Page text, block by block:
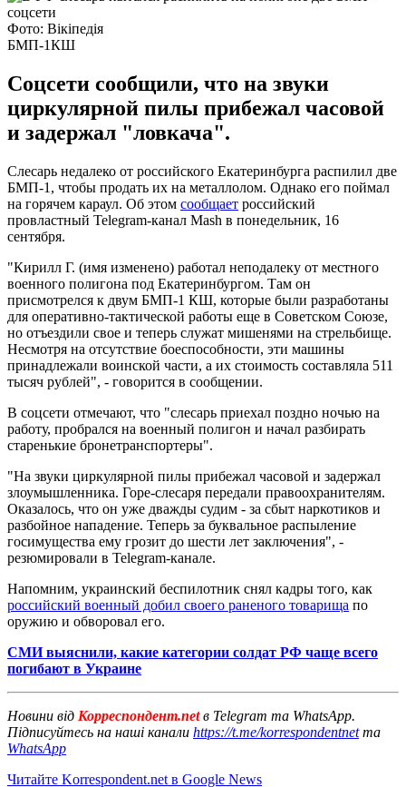
Фото: Вікіпедія
БМП-1КШ
Соцсети сообщили, что на звуки
циркулярной пилы прибежал часовой
и задержал "ловкача".
Слесарь недалеко от российского Екатеринбурга распилил две
БМП-1, чтобы продать их на металлолом. Однако его поймал
на горячем караул. Об этом сообщает российский
провластный Telegram-канал Mash в понедельник, 16
сентября.
"Кирилл Г. (имя изменено) работал неподалеку от местного
военного полигона под Екатеринбургом. Там он
присмотрелся к двум БМП-1 КШ, которые были разработаны
для оперативно-тактической работы еще в Советском Союзе,
но отъездили свое и теперь служат мишенями на стрельбище.
Несмотря на отсутствие боеспособности, эти машины
принадлежали воинской части, а их стоимость составляла 511
тысяч рублей", - говорится в сообщении.
В соцсети отмечают, что "слесарь приехал поздно ночью на
работу, пробрался на военный полигон и начал разбирать
старенькие бронетранспортеры".
"На звуки циркулярной пилы прибежал часовой и задержал
злоумышленника. Горе-слесаря передали правоохранителям.
Оказалось, что он уже дважды судим - за сбыт наркотиков и
разбойное нападение. Теперь за буквальное распыление
госимущества ему грозит до шести лет заключения", -
резюмировали в Telegram-канале.
Напомним, украинский беспилотник снял кадры того, как
российский военный добил своего раненого товарища по
оружию и обворовал его.
СМИ выяснили, какие категории солдат РФ чаще всего
погибают в Украине
Новини від Корреспондент.netв Telegram та WhatsApp.
Підписуйтесь на наші канали https://t.me/korrespondentnetта
WhatsApp
Читайте Korrespondent.net в Google News